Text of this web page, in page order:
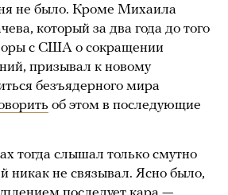
не было. Кроме Михаила
который за два года до того
с США о сокращении
призывал к новому
безъядерного мира
об этом в последующие
тогда слышал только смутно
никак не связывал. Ясно было,